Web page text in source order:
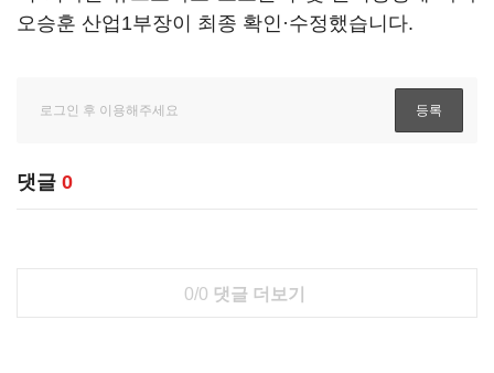
오승훈 산업1부장이 최종 확인·수정했습니다.
댓글 0
0/0 댓글 더보기